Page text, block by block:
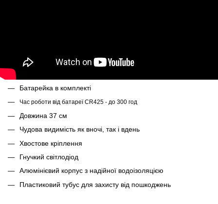
Батарейка в комплекті
Час роботи від батареї CR425 - до 300 год
Довжина 37 см
Чудова видимість як вночі, так і вдень
Хвостове кріплення
Гнучкий світлодіод
Алюмінієвий корпус з надійної водоізоляцією
Пластиковий тубус для захисту від пошкоджень